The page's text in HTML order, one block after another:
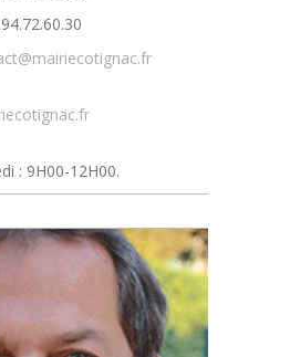
: 9H00-12H00.